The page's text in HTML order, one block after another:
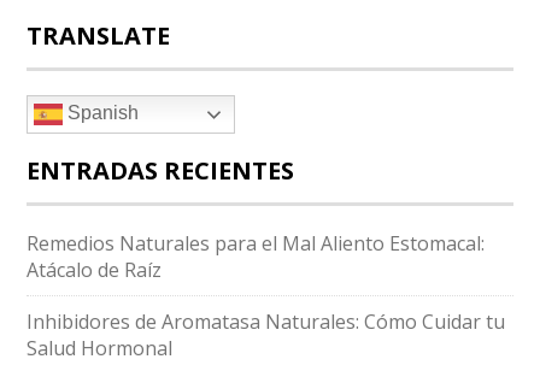
TRANSLATE
Spanish
ENTRADAS RECIENTES
Remedios Naturales para el Mal Aliento Estomacal:
Atácalo de Raíz
Inhibidores de Aromatasa Naturales: Cómo Cuidar tu
Salud Hormonal